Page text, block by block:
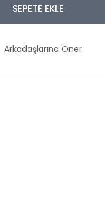
SEPETE EKLE
Arkadaşlarına Öner